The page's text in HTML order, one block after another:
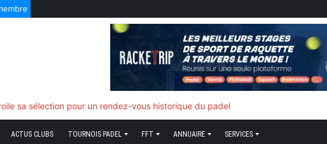
tout bascule
6 Août 2026
ACTUS CLUBS TOURNOIS PADEL FFT ANNUAIRE SERVICES